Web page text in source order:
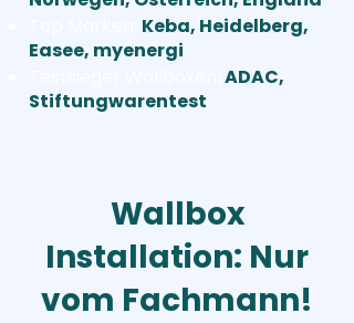
Keba, Heidelberg,
Easee, myenergi
ADAC,
Stiftungwarentest
Wallbox
Installation: Nur
vom Fachmann!